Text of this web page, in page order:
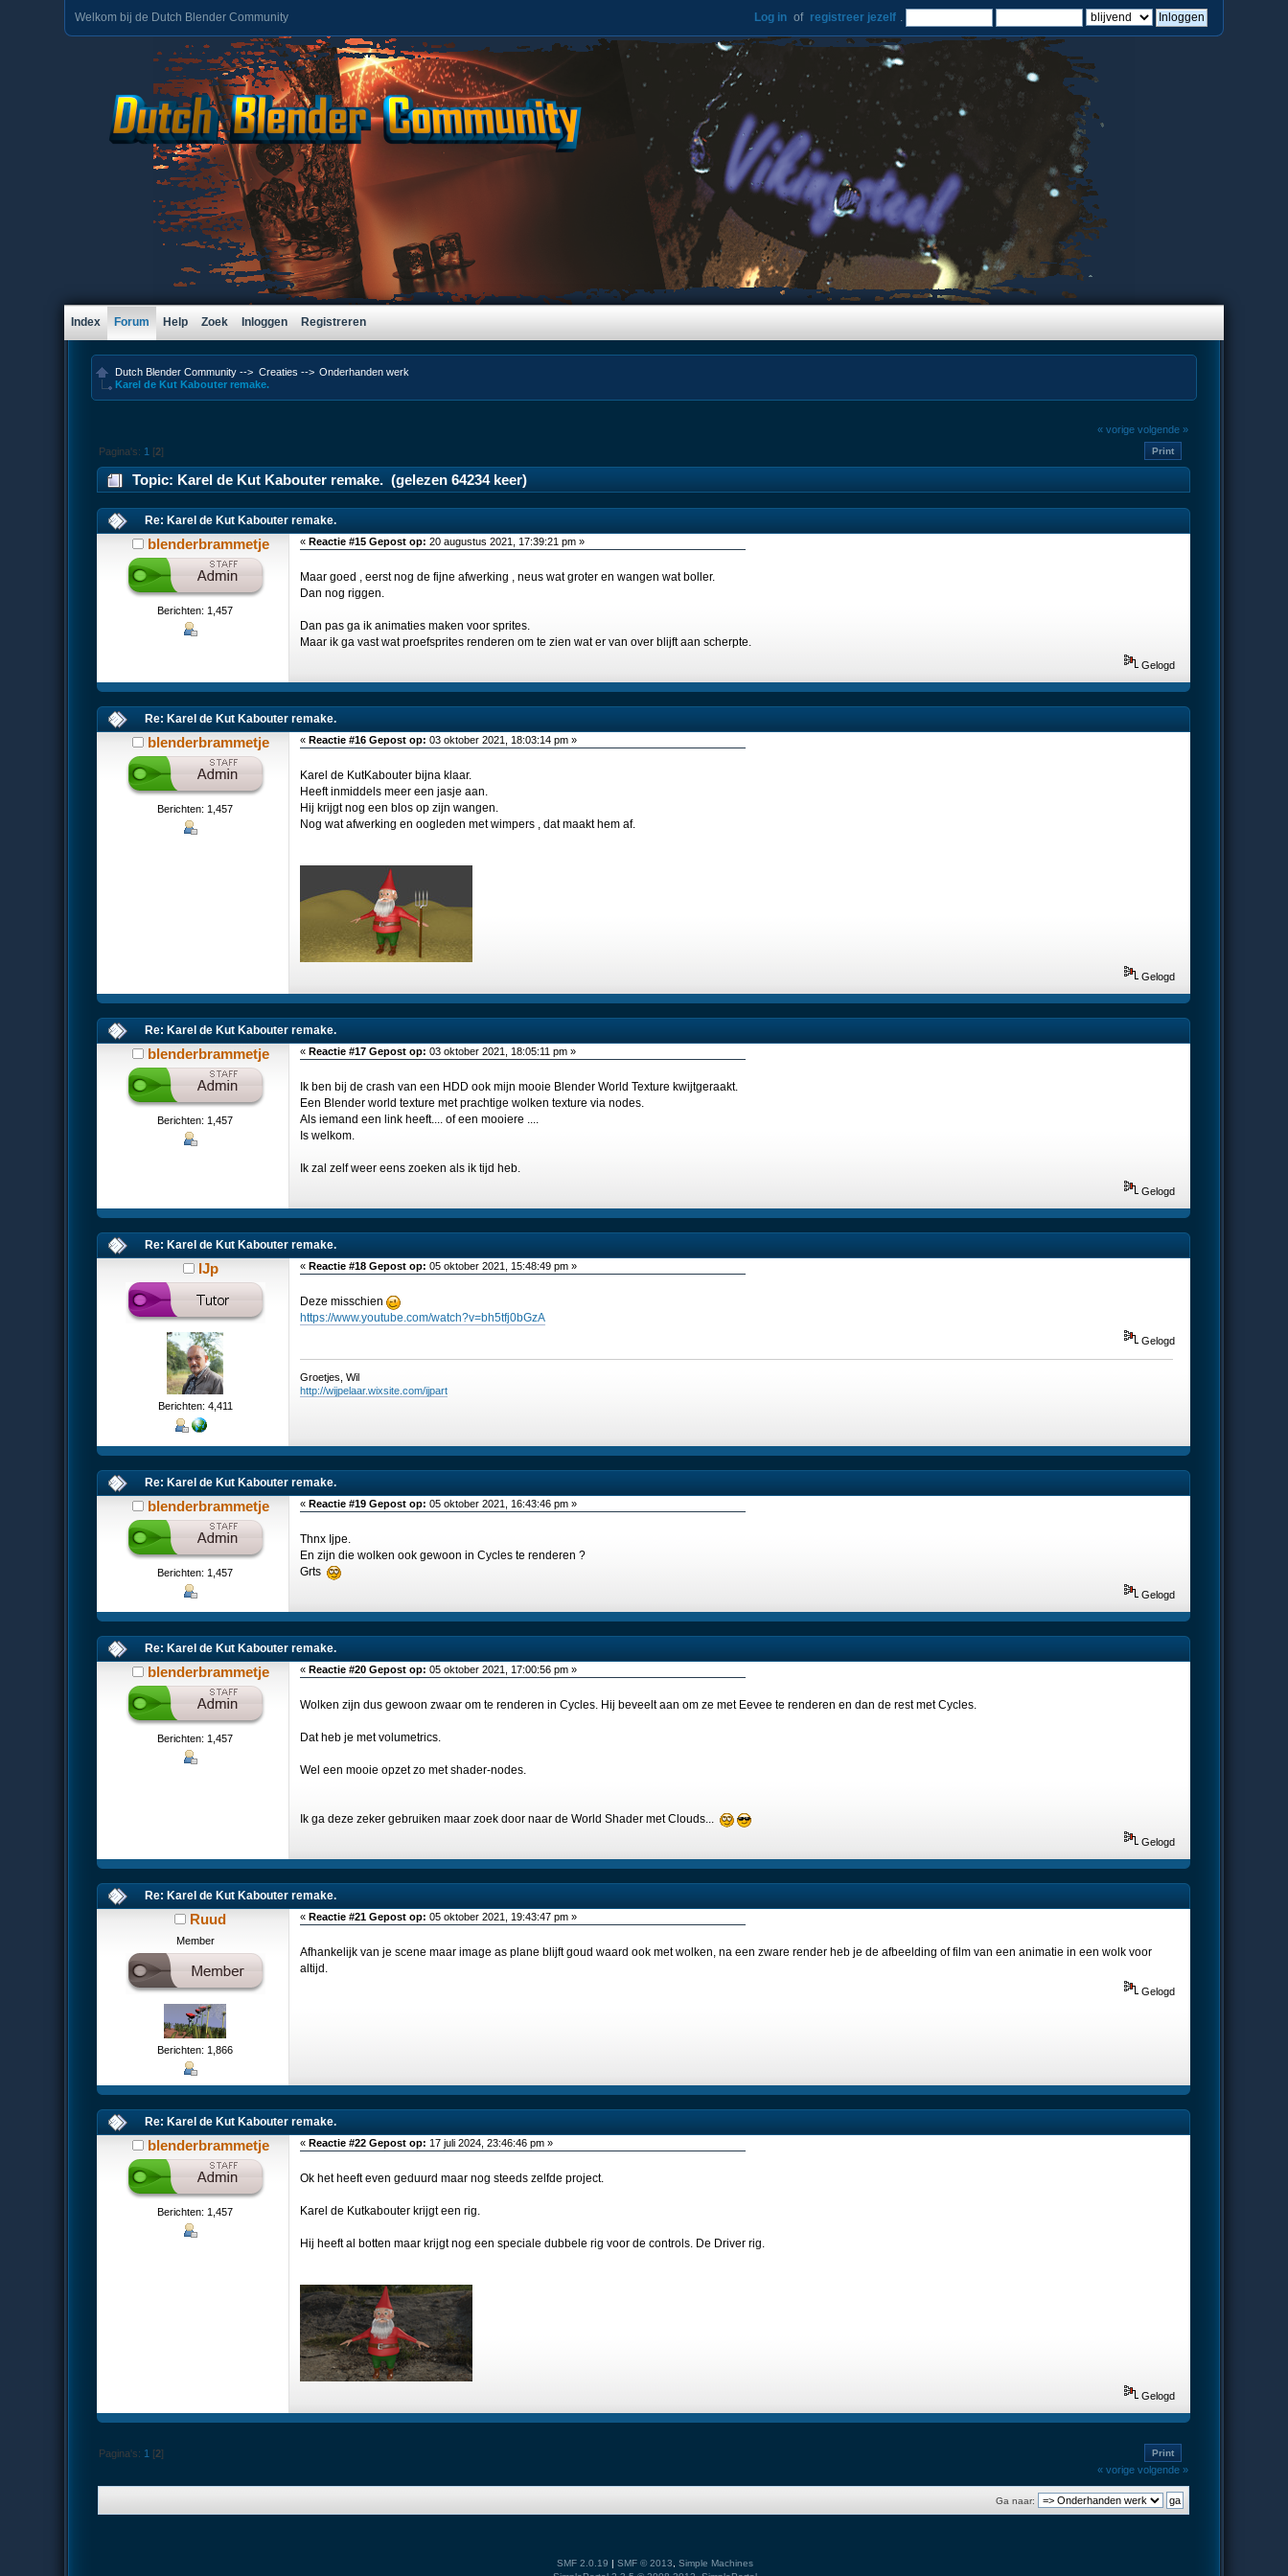
Welkom bij de Dutch Blender Community Log in of registreer jezelf .
Index Forum Help Zoek Inloggen Registreren
Dutch Blender Community --> Creaties --> Onderhanden werk
Karel de Kut Kabouter remake.
« vorige volgende »
Print
Pagina's: 1 [2]
Topic: Karel de Kut Kabouter remake. (gelezen 64234 keer)
Re: Karel de Kut Kabouter remake.
blenderbrammetje
Berichten: 1,457
«Reactie #15 Gepost op: 20 augustus 2021, 17:39:21 pm »
Maar goed , eerst nog de fijne afwerking , neus wat groter en wangen wat boller.
Dan nog riggen.
Dan pas ga ik animaties maken voor sprites.
Maar ik ga vast wat proefsprites renderen om te zien wat er van over blijft aan scherpte.
Gelogd
Re: Karel de Kut Kabouter remake.
blenderbrammetje
Berichten: 1,457
«Reactie #16 Gepost op: 03 oktober 2021, 18:03:14 pm »
Karel de KutKabouter bijna klaar.
Heeft inmiddels meer een jasje aan.
Hij krijgt nog een blos op zijn wangen.
Nog wat afwerking en oogleden met wimpers , dat maakt hem af.
Gelogd
Re: Karel de Kut Kabouter remake.
blenderbrammetje
Berichten: 1,457
«Reactie #17 Gepost op: 03 oktober 2021, 18:05:11 pm »
Ik ben bij de crash van een HDD ook mijn mooie Blender World Texture kwijtgeraakt.
Een Blender world texture met prachtige wolken texture via nodes.
Als iemand een link heeft.... of een mooiere ....
Is welkom.
Ik zal zelf weer eens zoeken als ik tijd heb.
Gelogd
Re: Karel de Kut Kabouter remake.
IJp
Berichten: 4,411
« Reactie #18 Gepost op: 05 oktober 2021, 15:48:49 pm »
Deze misschien
https://www.youtube.com/watch?v=bh5tfj0bGzA
Gelogd
Groetjes, Wil
http://wijpelaar.wixsite.com/ijpart
Re: Karel de Kut Kabouter remake.
blenderbrammetje
Berichten: 1,457
«Reactie #19 Gepost op: 05 oktober 2021, 16:43:46 pm »
Thnx Ijpe.
En zijn die wolken ook gewoon in Cycles te renderen ?
Grts
Gelogd
Re: Karel de Kut Kabouter remake.
blenderbrammetje
Berichten: 1,457
«Reactie #20 Gepost op: 05 oktober 2021, 17:00:56 pm »
Wolken zijn dus gewoon zwaar om te renderen in Cycles. Hij beveelt aan om ze met Eevee te renderen en dan de rest met Cycles.
Dat heb je met volumetrics.
Wel een mooie opzet zo met shader-nodes.
Ik ga deze zeker gebruiken maar zoek door naar de World Shader met Clouds...
Gelogd
Re: Karel de Kut Kabouter remake.
Ruud
Member
Berichten: 1,866
«Reactie #21 Gepost op: 05 oktober 2021, 19:43:47 pm »
Afhankelijk van je scene maar image as plane blijft goud waard ook met wolken, na een zware render heb je de afbeelding of film van een animatie in een wolk voor
altijd.
Gelogd
Re: Karel de Kut Kabouter remake.
blenderbrammetje
Berichten: 1,457
«Reactie #22 Gepost op: 17 juli 2024, 23:46:46 pm »
Ok het heeft even geduurd maar nog steeds zelfde project.
Karel de Kutkabouter krijgt een rig.
Hij heeft al botten maar krijgt nog een speciale dubbele rig voor de controls. De Driver rig.
Gelogd
Print
Pagina's: 1 [2]
« vorige volgende »
Ga naar:
SMF 2.0.19 | SMF © 2013
Simple Machines